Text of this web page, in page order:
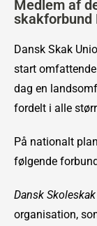
Medlem af
skakforbund
Dansk Skak
start
dag en
fordelt i alle
På nationalt
følgende
Dansk Skoleskak
organisation,